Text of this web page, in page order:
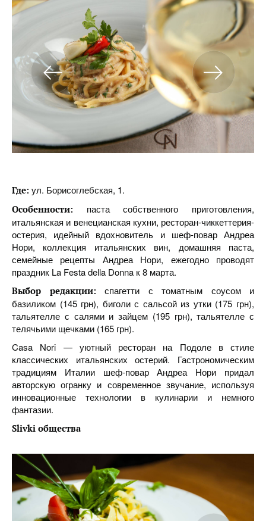
Где: ул. Борисоглебская, 1.
Особенности: паста собственного приготовления,
итальянская и венецианская кухни, ресторан-чиккеттерия-
остерия, идейный вдохновитель и шеф-повар Андреа
Нори, коллекция итальянских вин, домашняя паста,
семейные рецепты Андреа Нори, ежегодно проводят
праздник La Festa della Donna к 8 марта.
Выбор редакции: спагетти с томатным соусом и
базиликом (145 грн), биголи с сальсой из утки (175 грн),
тальятелле с салями и зайцем (195 грн), тальятелле с
телячьими щечками (165 грн).
Casa Nori — уютный ресторан на Подоле в стиле
классических итальянских остерий. Гастрономическим
традициям Италии шеф-повар Андреа Нори придал
авторскую огранку и современное звучание, используя
инновационные технологии в кулинарии и немного
фантазии.
Slivki общества